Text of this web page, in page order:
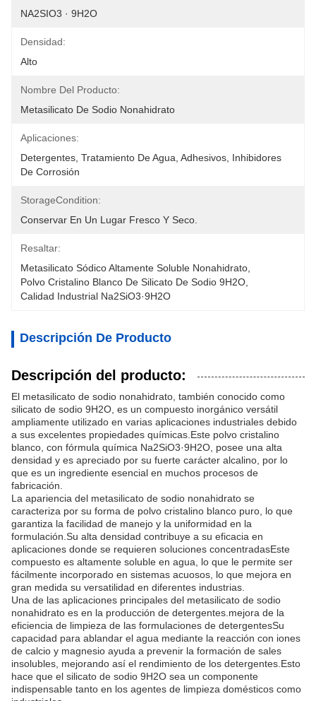
NA2SIO3 · 9H2O
Densidad:
Alto
Nombre Del Producto:
Metasilicato De Sodio Nonahidrato
Aplicaciones:
Detergentes, Tratamiento De Agua, Adhesivos, Inhibidores
De Corrosión
StorageCondition:
Conservar En Un Lugar Fresco Y Seco.
Resaltar:
Metasilicato Sódico Altamente Soluble Nonahidrato
Polvo Cristalino Blanco De Silicato De Sodio 9H2O
Calidad Industrial Na2SiO3·9H2O
Descripción De Producto
Descripción del producto:
El metasilicato de sodio nonahidrato, también conocido como
silicato de sodio 9H2O, es un compuesto inorgánico versátil
ampliamente utilizado en varias aplicaciones industriales debido
a sus excelentes propiedades químicas.Este polvo cristalino
blanco, con fórmula química Na2SiO3·9H2O, posee una alta
densidad y es apreciado por su fuerte carácter alcalino, por lo
que es un ingrediente esencial en muchos procesos de
fabricación.
La apariencia del metasilicato de sodio nonahidrato se
caracteriza por su forma de polvo cristalino blanco puro, lo que
garantiza la facilidad de manejo y la uniformidad en la
formulación.Su alta densidad contribuye a su eficacia en
aplicaciones donde se requieren soluciones concentradasEste
compuesto es altamente soluble en agua, lo que le permite ser
fácilmente incorporado en sistemas acuosos, lo que mejora en
gran medida su versatilidad en diferentes industrias.
Una de las aplicaciones principales del metasilicato de sodio
nonahidrato es en la producción de detergentes.mejora de la
eficiencia de limpieza de las formulaciones de detergentesSu
capacidad para ablandar el agua mediante la reacción con iones
de calcio y magnesio ayuda a prevenir la formación de sales
insolubles, mejorando así el rendimiento de los detergentes.Esto
hace que el silicato de sodio 9H2O sea un componente
indispensable tanto en los agentes de limpieza domésticos como